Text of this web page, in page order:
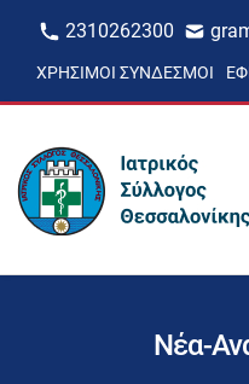
2310262300
ΧΡΉΣΙΜΟΙ ΣΎΝΔΕΣΜΟΙ
Νέα-